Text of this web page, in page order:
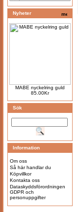
Nyheter
MABE nyckelring guld
85.00Kr
Sök
Information
Om oss
Så här handlar du
Köpvillkor
Kontakta oss
Dataskyddsförordningen
GDPR och
personuppgifter